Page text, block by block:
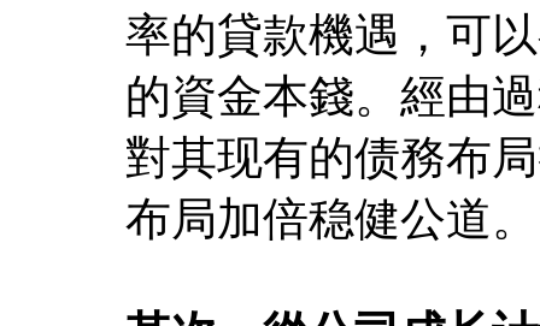
率的貸款機遇，可
的資金本錢。經由
對其现有的债務布
布局加倍稳健公道。